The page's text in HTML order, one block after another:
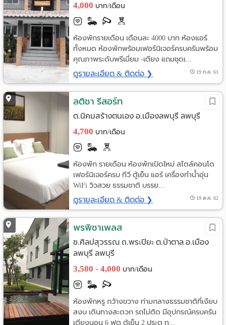
4,000 บาท/เดือน
ห้องพักรายเดือน เดือนละ 4000 บาท ห้องแอร์
ทั้งหมด ห้องพักพร้อมเฟอร์นิเจอร์ครบครันพร้อม
คุณภาพระดับพรีเมี่ยม -เตียง แถมชุดเ...
ดูรายละเอียด & ติดต่อ ❯ 19 ก.ค. 61
ลติชา รีสอร์ท
ต.นิคมสร้างตนเอง อ.เมืองลพบุรี ลพบุรี
4,700 บาท/เดือน
ห้องพัก รายเดือน ห้องพักเปิดใหม่ สไตล์คอนโด
เฟอร์นิเจอร์ครบ ทีวี ตู้เย็น แอร์ เครื่องทำน้ำอุ่น
WiFi วิวสวย ธรรมชาติ บรรย...
ดูรายละเอียด & ติดต่อ ❯ 19 ส.ค. 62
พรพิชาเพลส
ซ.ศิลปสุวรรณ ถ.พระปิยะ ต.ป่าตาล อ.เมือง
ลพบุรี ลพบุรี
3,500 - 4,000 บาท/เดือน
ห้องพักหรู กว้างขวาง ท่ามกลางธรรมชาติที่เงียบ
สงบ เดินทางสะดวก รถไม่ติด มีอุปกรณ์ครบครัน
เตียงนอน 6 ฟุต ตู้เย็น 2 ประตู ท...